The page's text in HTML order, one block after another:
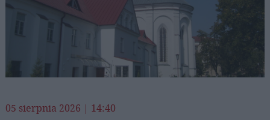
05 sierpnia 2026 | 14:40